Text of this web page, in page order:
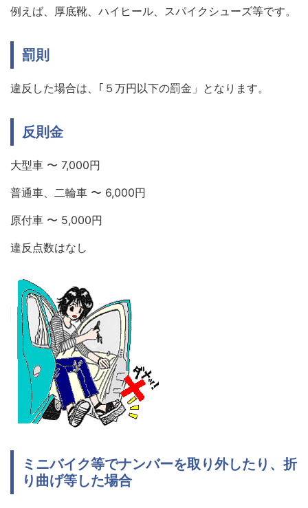
例えば、厚底靴、ハイヒール、スパイクシューズ等です。
罰則
違反した場合は、｢５万円以下の罰金」となります。
反則金
大型車 〜 7,000円
普通車、二輪車 〜 6,000円
原付車 〜 5,000円
違反点数はなし
ミニバイク等でナンバーを取り外したり、折
り曲げ等した場合